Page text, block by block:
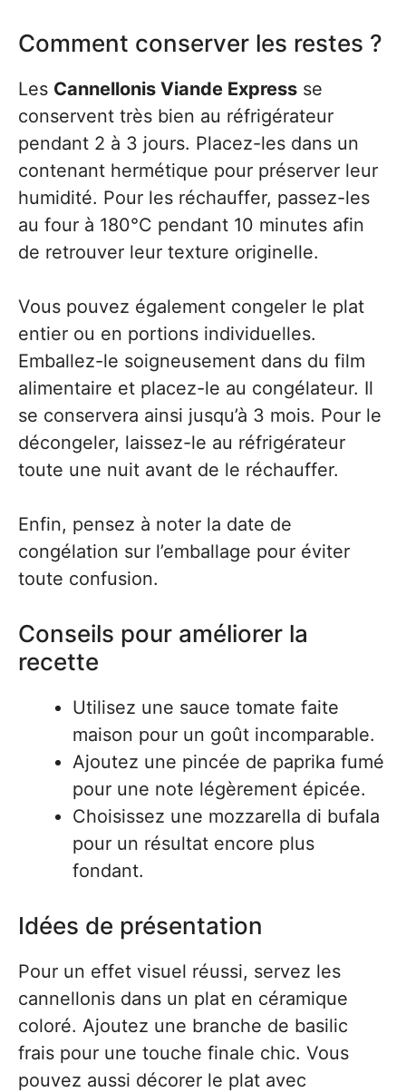
Comment conserver les restes ?
Les Cannellonis Viande Express se
conservent très bien au réfrigérateur
pendant 2 à 3 jours. Placez-les dans un
contenant hermétique pour préserver leur
humidité. Pour les réchauffer, passez-les
au four à 180°C pendant 10 minutes afin
de retrouver leur texture originelle.
Vous pouvez également congeler le plat
entier ou en portions individuelles.
Emballez-le soigneusement dans du film
alimentaire et placez-le au congélateur. Il
se conservera ainsi jusqu’à 3 mois. Pour le
décongeler, laissez-le au réfrigérateur
toute une nuit avant de le réchauffer.
Enfin, pensez à noter la date de
congélation sur l’emballage pour éviter
toute confusion.
Conseils pour améliorer la
recette
Utilisez une sauce tomate faite
maison pour un goût incomparable.
Ajoutez une pincée de paprika fumé
pour une note légèrement épicée.
Choisissez une mozzarella di bufala
pour un résultat encore plus
fondant.
Idées de présentation
Pour un effet visuel réussi, servez les
cannellonis dans un plat en céramique
coloré. Ajoutez une branche de basilic
frais pour une touche finale chic. Vous
pouvez aussi décorer le plat avec